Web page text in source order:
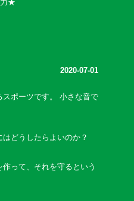
力★
2020-07-01
ポーツです。 小さな音で
はどうしたらよいのか？
って、それを守る という